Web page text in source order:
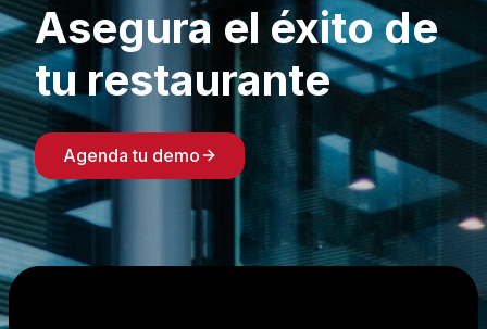
Asegura el éxito de
tu restaurante
Agenda tu demo